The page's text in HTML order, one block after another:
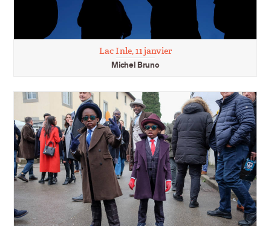
Lac Inle, 11 janvier
Michel Bruno